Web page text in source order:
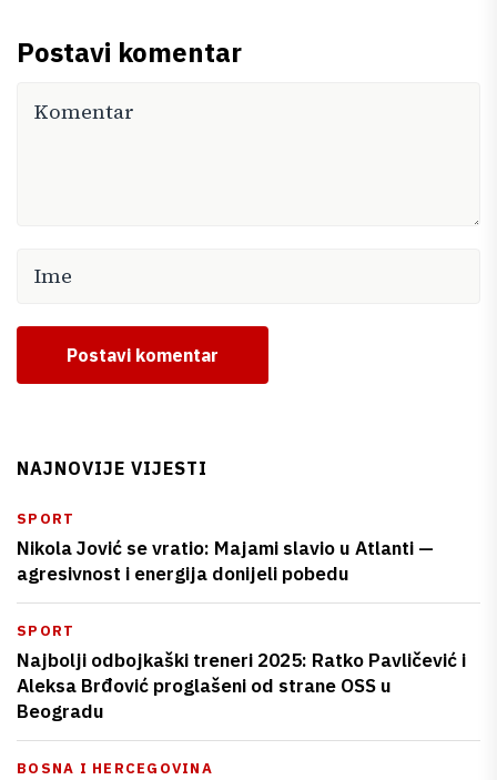
Postavi komentar
Postavi komentar
NAJNOVIJE VIJESTI
SPORT
Nikola Jović se vratio: Majami slavio u Atlanti —
agresivnost i energija donijeli pobedu
SPORT
Najbolji odbojkaški treneri 2025: Ratko Pavličević i
Aleksa Brđović proglašeni od strane OSS u
Beogradu
BOSNA I HERCEGOVINA